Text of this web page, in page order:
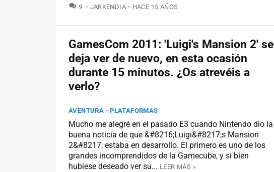
9 COMENTARIOS
JARKENDIA HACE 15 AÑOS
GamesCom 2011: 'Luigi's Mansion 2' se
deja ver de nuevo, en esta ocasión
durante 15 minutos. ¿Os atrevéis a
verlo?
AVENTURA - PLATAFORMAS
Mucho me alegré en el pasado E3 cuando Nintendo dio la
buena noticia de que &#8216;Luigi&#8217;s Mansion
2&#8217; estaba en desarrollo. El primero es uno de los
grandes incomprendidos de la Gamecube, y si bien
hubiese deseado ver su... LEER MÁS »